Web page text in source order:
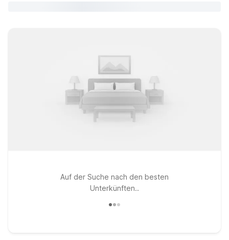
Auf der Suche nach den besten
Unterkünften..